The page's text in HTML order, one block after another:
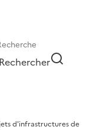
Rechercher
d'infrastructures de